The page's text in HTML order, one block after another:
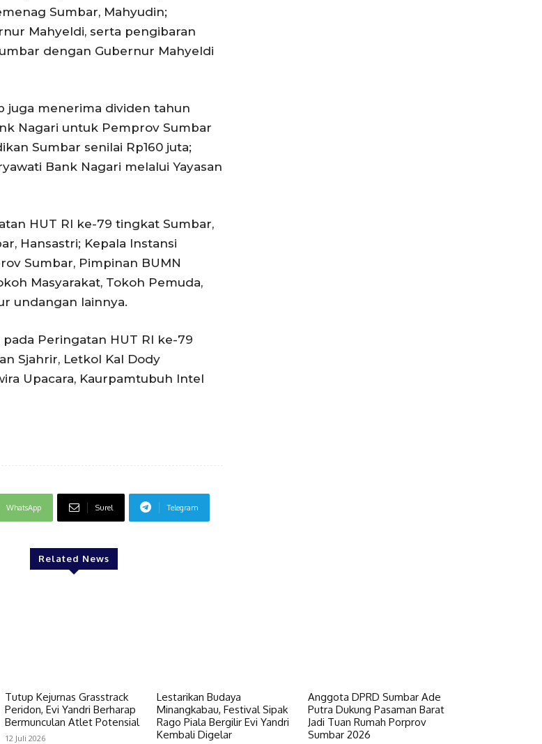
Sumbar, Mahyudin;
Mahyeldi, serta pengibaran
dengan Gubernur Mahyeldi
juga menerima dividen tahun
Nagari untuk Pemprov Sumbar
Sumbar senilai Rp160 juta;
Bank Nagari melalui Yayasan
HUT RI ke-79 tingkat Sumbar,
Hansastri; Kepala Instansi
Sumbar, Pimpinan BUMN
Masyarakat, Tokoh Pemuda,
undangan lainnya.
Peringatan HUT RI ke-79
Sjahrir, Letkol Kal Dody
Upacara, Kaurpamtubuh Intel
WhatsApp Surel Telegram
Related News
Tutup Kejurnas Grasstrack
Peridon, Evi Yandri Berharap
Bermunculan Atlet Potensial
12 Juli 2026
Lestarikan Budaya
Minangkabau, Festival Sipak
Rago Piala Bergilir Evi Yandri
Kembali Digelar
Anggota DPRD Sumbar Ade
Putra Dukung Pasaman Barat
Jadi Tuan Rumah Porprov
Sumbar 2026